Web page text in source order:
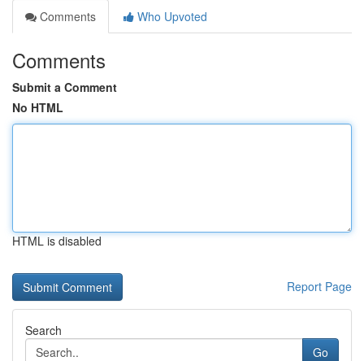
Comments
Who Upvoted
Comments
Submit a Comment
No HTML
HTML is disabled
Report Page
Search
Go